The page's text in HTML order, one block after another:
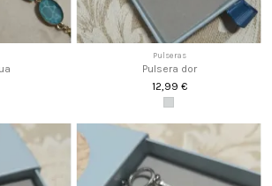
Pulseras
Pulsera dor
12,99 €